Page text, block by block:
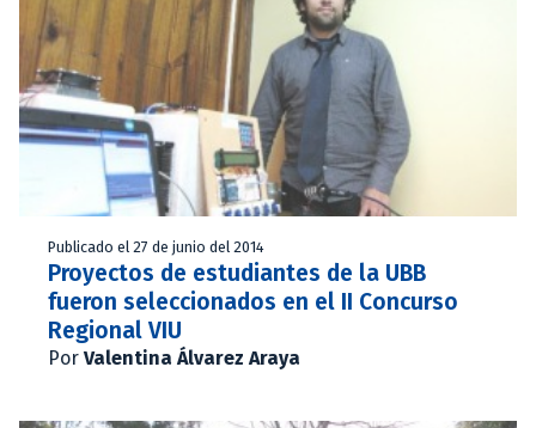
Publicado el 27 de junio del 2014
Proyectos de estudiantes de la UBB
fueron seleccionados en el II Concurso
Regional VIU
Por Valentina Álvarez Araya